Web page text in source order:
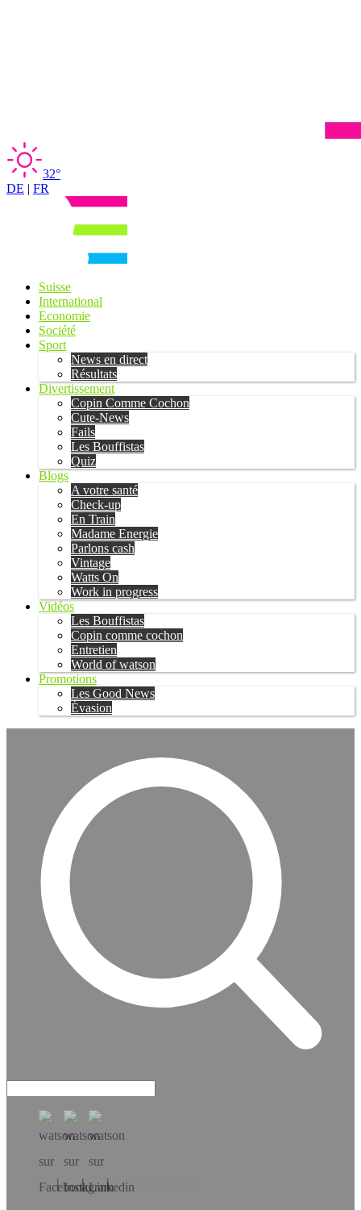
32°
DE | FR
Suisse
International
Economie
Société
Sport
News en direct
Résultats
Divertissement
Copin Comme Cochon
Cute-News
Fails
Les Bouffistas
Quiz
Blogs
A votre santé
Check-up
En Train
Madame Energie
Parlons cash
Vintage
Watts On
Work in progress
Vidéos
Les Bouffistas
Copin comme cochon
Entretien
World of watson
Promotions
Les Good News
Évasion
Téléchargez l’app!